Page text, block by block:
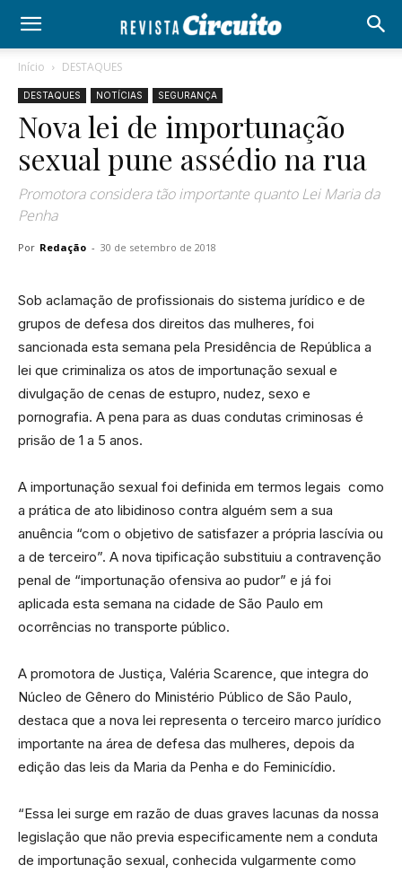
Início DESTAQUES
DESTAQUES NOTÍCIAS SEGURANÇA
Nova lei de importunação
sexual pune assédio na rua
Promotora considera tão importante quanto Lei Maria da
Penha
Por Redação - 30 de setembro de 2018
Sob aclamação de profissionais do sistema jurídico e de
grupos de defesa dos direitos das mulheres, foi
sancionada esta semana pela Presidência de República a
lei que criminaliza os atos de importunação sexual e
divulgação de cenas de estupro, nudez, sexo e
pornografia. A pena para as duas condutas criminosas é
prisão de 1 a 5 anos.
A importunação sexual foi definida em termos legais como
a prática de ato libidinoso contra alguém sem a sua
anuência “com o objetivo de satisfazer a própria lascívia ou
a de terceiro”. A nova tipificação substituiu a contravenção
penal de “importunação ofensiva ao pudor” e já foi
aplicada esta semana na cidade de São Paulo em
ocorrências no transporte público.
A promotora de Justiça, Valéria Scarence, que integra do
Núcleo de Gênero do Ministério Público de São Paulo,
destaca que a nova lei representa o terceiro marco jurídico
importante na área de defesa das mulheres, depois da
edição das leis da Maria da Penha e do Feminicídio.
“Essa lei surge em razão de duas graves lacunas da nossa
legislação que não previa especificamente nem a conduta
de importunação sexual, conhecida vulgarmente como